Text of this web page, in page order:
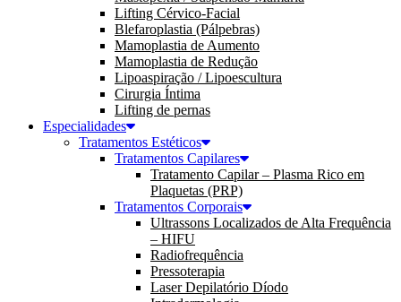
Lifting Cérvico-Facial
Blefaroplastia (Pálpebras)
Mamoplastia de Aumento
Mamoplastia de Redução
Lipoaspiração / Lipoescultura
Cirurgia Íntima
Lifting de pernas
Especialidades
Tratamentos Estéticos
Tratamentos Capilares
Tratamento Capilar – Plasma Rico em
Plaquetas (PRP)
Tratamentos Corporais
Ultrassons Localizados de Alta Frequência
– HIFU
Radiofrequência
Pressoterapia
Laser Depilatório Díodo